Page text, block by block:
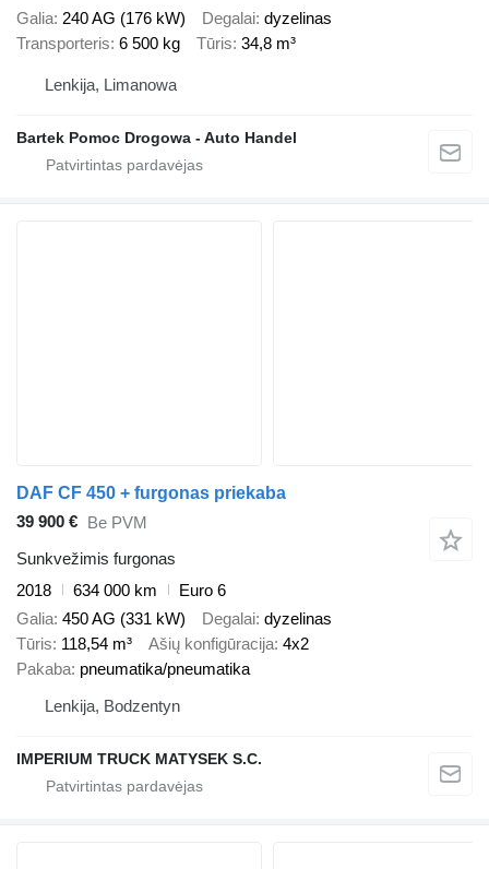
Galia 240 AG (176 kW) Degalai dyzelinas
Transporteris 6 500 kg Tūris 34,8 m³
Lenkija, Limanowa
Bartek Pomoc Drogowa - Auto Handel
DAF CF 450 + furgonas priekaba
39 900 € Be PVM
Sunkvežimis furgonas
2018
634 000 km
Euro 6
Galia 450 AG (331 kW) Degalai dyzelinas
Tūris 118,54 m³ Ašių konfigūracija 4x2
Pakaba pneumatika/pneumatika
Lenkija, Bodzentyn
IMPERIUM TRUCK MATYSEK S.C.